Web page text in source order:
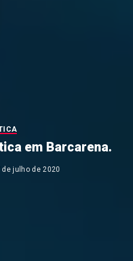
em Barcarena.
de julho de 2020